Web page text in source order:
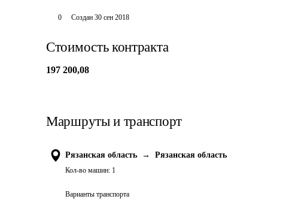
0 Создан 30 сен 2018
Стоимость контракта
197 200,08
Маршруты и транспорт
Рязанская область → Рязанская область
Кол-во машин: 1
Варианты транспорта